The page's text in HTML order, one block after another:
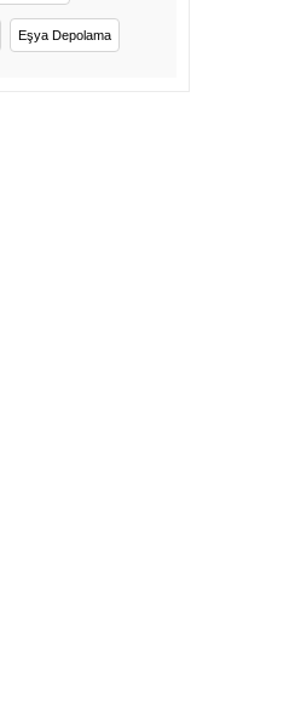
Eşya Depolama